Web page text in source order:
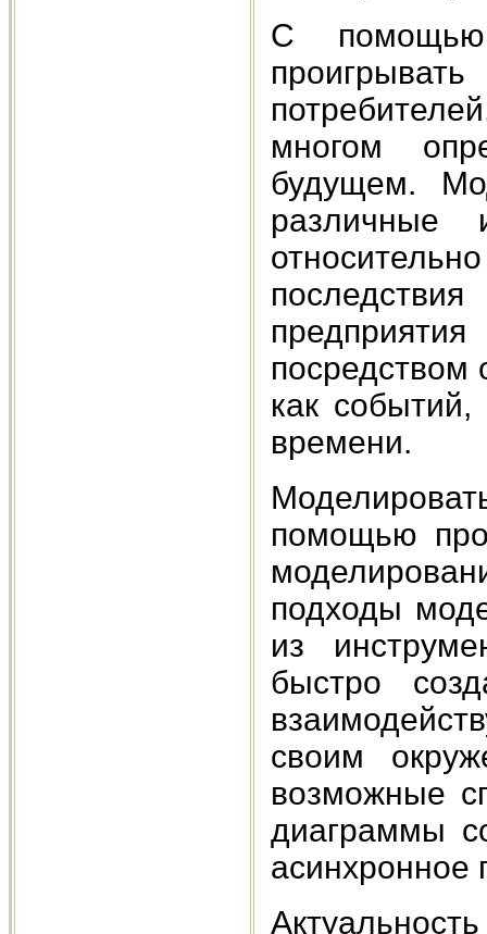
С помощью
многом
будущем.
различные
посредством
как
времени.
помощью
подходы
из
быстро
своим
возможные
диаграммы
асинхронное